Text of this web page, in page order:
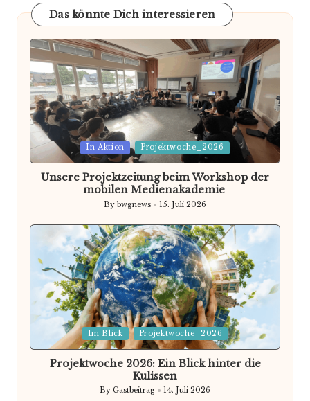
Das könnte Dich interessieren
Posted
in
In Aktion Projektwoche_2026
Unsere Projektzeitung beim Workshop der
mobilen Medienakademie
Posted
By bwgnews 15. Juli 2026
Posted
in
Im Blick Projektwoche_2026
Projektwoche 2026: Ein Blick hinter die
Kulissen
Posted
By Gastbeitrag 14. Juli 2026